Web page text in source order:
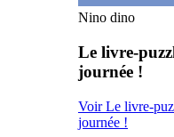
Nino dino
Le livre-
journée !
Voir Le livre-
journée !